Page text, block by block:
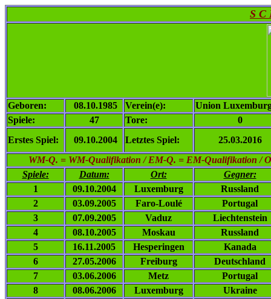
S C
Geboren: 08.10.1985 Verein(e):
Union
Spiele:
47 Tore:
0
Erstes Spiel:
09.10.2004 Letztes Spiel:
25.03.2016
WM-Q. = WM-Qualifikation / EM-Q. = EM-Qualifikation /
Spiele:
Datum: Ort:
Gegner:
1
09.10.2004 Luxemburg
Russland
2
03.09.2005 Faro-Loulé
Portugal
3
07.09.2005 Vaduz
Liechtenstein
4
08.10.2005 Moskau
Russland
5
16.11.2005 Hesperingen
Kanada
6
27.05.2006 Freiburg
Deutschland
7
03.06.2006 Metz
Portugal
8
08.06.2006 Luxemburg
Ukraine